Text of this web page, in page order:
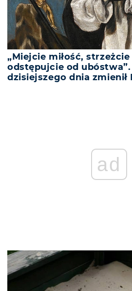
„Miejcie miłość,
odstępujcie od
dzisiejszego dnia zmienił
ad